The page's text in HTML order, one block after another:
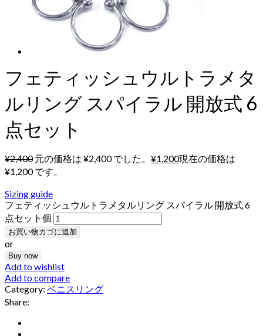
フェティッシュウルトラメタ
ルリング スパイラル 開放式 6
点セット
¥2,400 元の価格は ¥2,400 でした。 ¥1,200現在の価格は
¥1,200 です。
Sizing guide
フェティッシュウルトラメタルリング スパイラル 開放式 6
点セット個
お買い物カゴに追加
or
Buy now
Add to wishlist
Add to compare
Category: ペニスリング
Share: